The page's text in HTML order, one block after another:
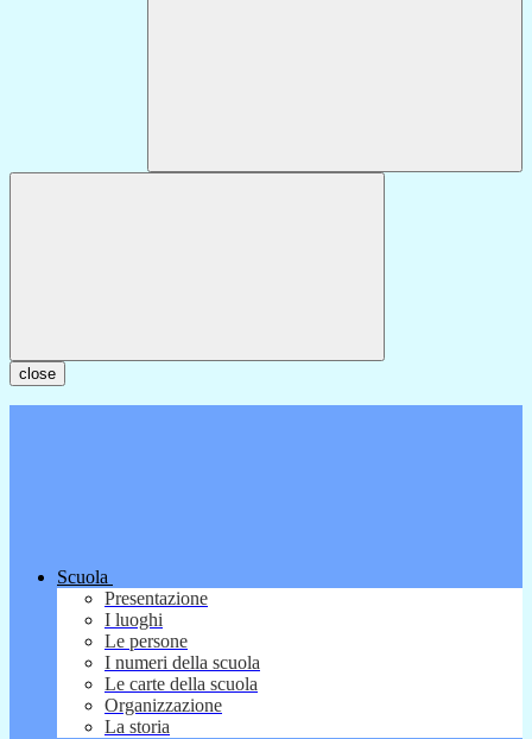
close
Scuola
Presentazione
I luoghi
Le persone
I numeri della scuola
Le carte della scuola
Organizzazione
La storia